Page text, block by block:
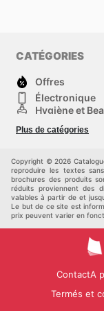
CATÉGORIES
Offres
Électronique
Hygiène et
Mode
Bricolage,
Plus de catégories
Copyright © 2026
reproduire les textes
brochures des produits
réduits proviennent des
valables à partir de et
Le but de ce site est
prix peuvent varier en
ContactA
Termés et